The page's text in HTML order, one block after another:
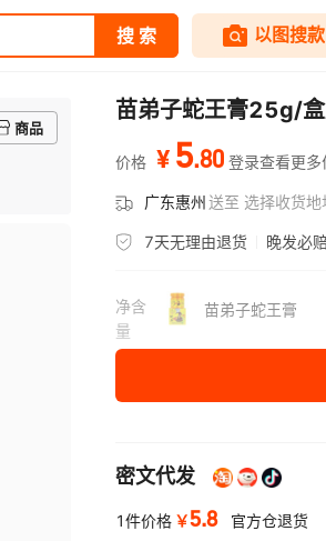
商品
苗弟子蛇王膏25g/
价格 ¥ 5.80 登录查看更多
广东惠州送至 选择收货地
7天无理由退货 晚发必
净含
量
苗弟子蛇王膏
密文代发
1件价格 ￥5.8 官方仓退货